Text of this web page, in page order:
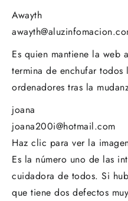
Awayth
Es quien mantiene la web
termina de enchufar todos
ordenadores tras la
joana
joana200i@hotmail.com
Haz clic para ver la
Es la número uno de las
cuidadora de todos. Si
que tiene dos defectos